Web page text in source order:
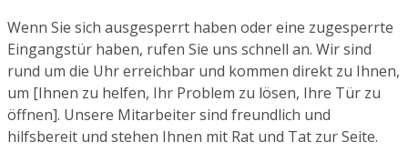
Wenn Sie sich ausgesperrt haben oder eine zugesperrte
Eingangstür haben, rufen Sie uns schnell an. Wir sind
rund um die Uhr erreichbar und kommen direkt zu Ihnen,
um [Ihnen zu helfen, Ihr Problem zu lösen, Ihre Tür zu
öffnen]. Unsere Mitarbeiter sind freundlich und
hilfsbereit und stehen Ihnen mit Rat und Tat zur Seite.